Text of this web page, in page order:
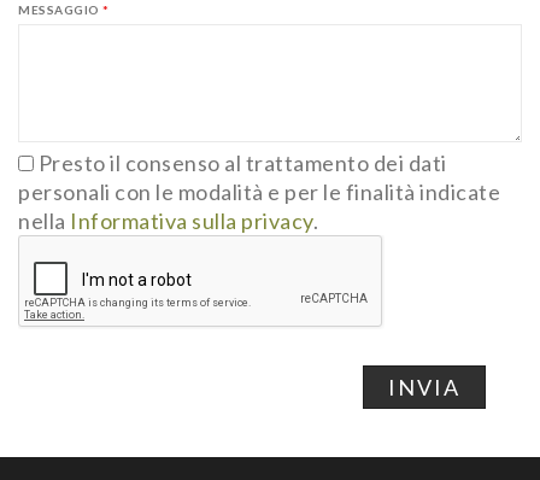
MESSAGGIO *
Presto il consenso al trattamento dei dati
personali con le modalità e per le finalità indicate
nella Informativa sulla privacy.
INVIA